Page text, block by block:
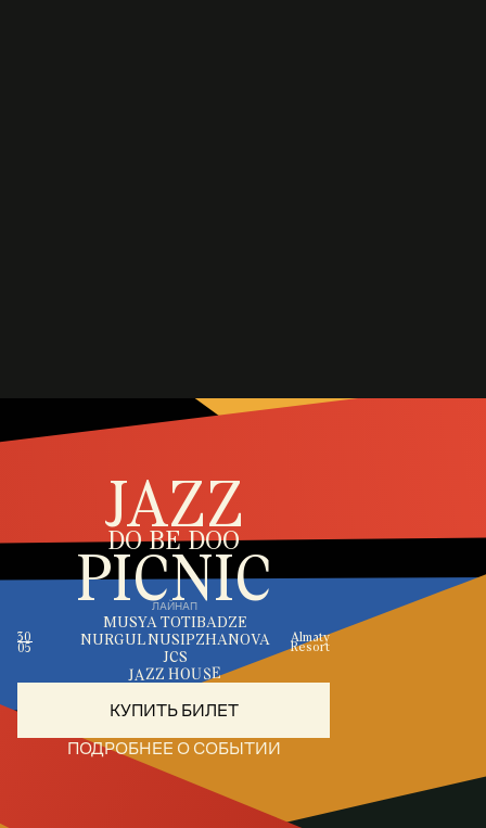
JAZZ
DO BE DOO
PICNIC
30
05
ЛАЙНАП
MUSYA TOTIBADZE
NURGUL NUSIPZHANOVA
JCS
JAZZ HOUSE
Almaty
Resort
КУПИТЬ БИЛЕТ
ПОДРОБНЕЕ О СОБЫТИИ